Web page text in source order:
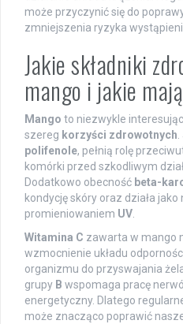
może przyczynić się do
zmniejszenia ryzyka
Jakie składniki
mango i jakie
Mango to niezwykle
szereg korzyści zdrowotnych
polifenole, pełnią rolę
komórki przed szkodliwym
Dodatkowo obecność beta-
kondycję skóry oraz działa
promieniowaniem UV
Witamina C zawarta w mango
wzmocnienie układu
organizmu do przyswajania
grupy B wspomaga pracę
energetyczny. Dlatego
może znacząco poprawić